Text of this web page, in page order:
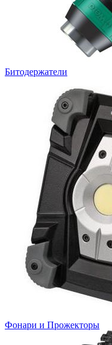
Битодержатели
Фонари и Прожекторы